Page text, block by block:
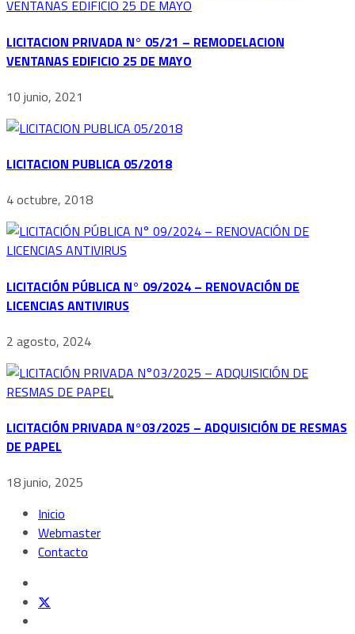
LICITACION PRIVADA N° 05/21 – REMODELACION
VENTANAS EDIFICIO 25 DE MAYO
10 junio, 2021
LICITACION PUBLICA 05/2018
4 octubre, 2018
LICITACIÓN PÚBLICA N° 09/2024 – RENOVACIÓN DE
LICENCIAS ANTIVIRUS
2 agosto, 2024
LICITACIÓN PRIVADA N°03/2025 – ADQUISICIÓN DE RESMAS
DE PAPEL
18 junio, 2025
Inicio
Webmaster
Contacto